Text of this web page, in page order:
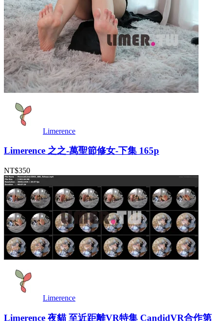
Limerence
Limerence 之之-萬聖節修女-下集 165p
NT$350
Limerence
Limerence 夜貓 至近距離VR特集 CandidVR合作第